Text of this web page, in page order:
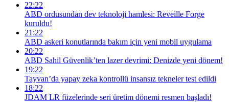
22:22
ABD ordusundan dev teknoloji hamlesi: Reveille Forge
kuruldu!
21:22
ABD askeri konutlarında bakım için yeni mobil uygulama
20:22
ABD Sahil Güvenlik’ten lazer devrimi: Denizde yeni dönem!
19:22
Tayvan’da yapay zeka kontrollü insansız tekneler test edildi
18:22
JDAM LR füzelerinde seri üretim dönemi resmen başladı!